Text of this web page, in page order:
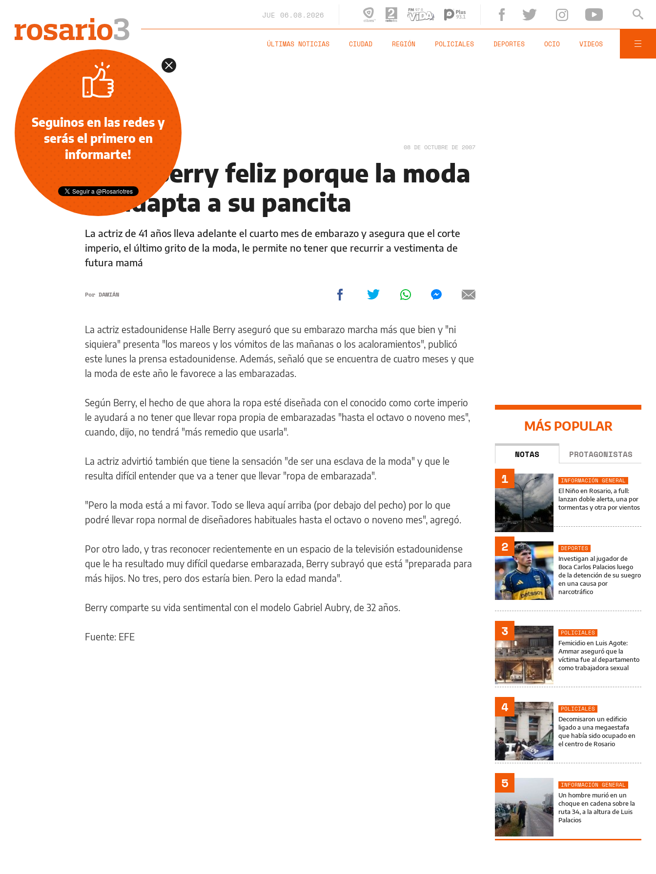
JUE 06.08.2026
ÚLTIMAS NOTICIAS CIUDAD REGIÓN POLICIALES DEPORTES OCIO VIDEOS
NOTICIAS 08 DE OCTUBRE DE 2007
Halle Berry feliz porque la moda
se adapta a su pancita
La actriz de 41 años lleva adelante el cuarto mes de embarazo y asegura que el corte
imperio, el último grito de la moda, le permite no tener que recurrir a vestimenta de
futura mamá
Por DAMIÁN
La actriz estadounidense Halle Berry aseguró que su embarazo marcha más que bien y "ni
siquiera" presenta "los mareos y los vómitos de las mañanas o los acaloramientos", publicó
este lunes la prensa estadounidense. Además, señaló que se encuentra de cuatro meses y que
la moda de este año le favorece a las embarazadas.
Según Berry, el hecho de que ahora la ropa esté diseñada con el conocido como corte imperio
le ayudará a no tener que llevar ropa propia de embarazadas "hasta el octavo o noveno mes",
cuando, dijo, no tendrá "más remedio que usarla".
La actriz advirtió también que tiene la sensación "de ser una esclava de la moda" y que le
resulta difícil entender que va a tener que llevar "ropa de embarazada".
"Pero la moda está a mi favor. Todo se lleva aquí arriba (por debajo del pecho) por lo que
podré llevar ropa normal de diseñadores habituales hasta el octavo o noveno mes", agregó.
Por otro lado, y tras reconocer recientemente en un espacio de la televisión estadounidense
que le ha resultado muy difícil quedarse embarazada, Berry subrayó que está "preparada para
más hijos. No tres, pero dos estaría bien. Pero la edad manda".
Berry comparte su vida sentimental con el modelo Gabriel Aubry, de 32 años.
Fuente: EFE
MÁS POPULAR
NOTAS PROTAGONISTAS
1
INFORMACIÓN GENERAL
El Niño en Rosario, a full:
lanzan doble alerta, una por
tormentas y otra por vientos
2
DEPORTES
Investigan al jugador de
Boca Carlos Palacios luego
de la detención de su suegro
en una causa por
narcotráfico
3
POLICIALES
Femicidio en Luis Agote:
Ammar aseguró que la
víctima fue al departamento
como trabajadora sexual
4
POLICIALES
Decomisaron un edificio
ligado a una megaestafa
que había sido ocupado en
el centro de Rosario
5
INFORMACIÓN GENERAL
Un hombre murió en un
choque en cadena sobre la
ruta 34, a la altura de Luis
Palacios
Seguinos en las redes y
serás el primero en
informarte!